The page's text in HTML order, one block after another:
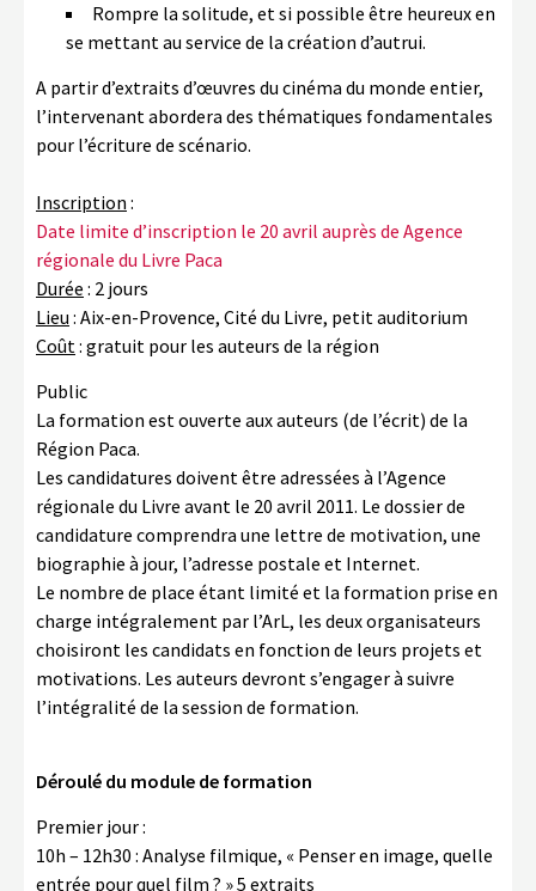
Rompre la solitude, et si possible être heureux en
se mettant au service de la création d’autrui.
A partir d’extraits d’œuvres du cinéma du monde entier,
l’intervenant abordera des thématiques fondamentales
pour l’écriture de scénario.
Inscription :
Date limite d’inscription le 20 avril auprès de Agence
régionale du Livre Paca
Durée : 2 jours
Lieu : Aix-en-Provence, Cité du Livre, petit auditorium
Coût: gratuit pour les auteurs de la région
Public
La formation est ouverte aux auteurs (de l’écrit) de la
Région Paca.
Les candidatures doivent être adressées à l’Agence
régionale du Livre avant le 20 avril 2011. Le dossier de
candidature comprendra une lettre de motivation, une
biographie à jour, l’adresse postale et Internet.
Le nombre de place étant limité et la formation prise en
charge intégralement par l’ArL, les deux organisateurs
choisiront les candidats en fonction de leurs projets et
motivations. Les auteurs devront s’engager à suivre
l’intégralité de la session de formation.
Déroulé du module de formation
Premier jour :
10h – 12h30 : Analyse filmique, « Penser en image, quelle
entrée pour quel film ? » 5 extraits